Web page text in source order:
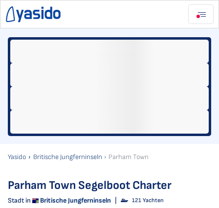
Yasido Britische Jungferninseln Parham Town
Parham Town Segelboot Charter
Stadt in Britische Jungferninseln 121 Yachten